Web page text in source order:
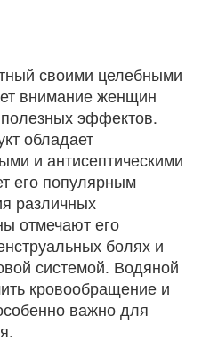
своими целебными
внимание женщин
эффектов.
обладает
и антисептическими
его популярным
различных
отмечают его
болях и
системой. Водяной
кровообращение и
важно для